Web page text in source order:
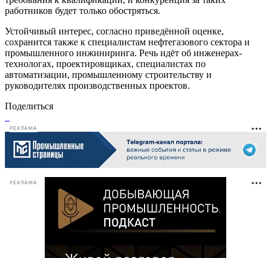
работников будет только обостряться.
Устойчивый интерес, согласно приведённой оценке,
сохранится также к специалистам нефтегазового сектора и
промышленного инжиниринга. Речь идёт об инженерах-
технологах, проектировщиках, специалистах по
автоматизации, промышленному строительству и
руководителях производственных проектов.
Поделиться
РЕКЛАМА
РЕКЛАМА